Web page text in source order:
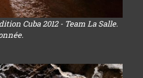
Cuba 2012 - Team La Salle.